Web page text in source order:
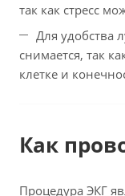
так как стресс
Для удобства
снимается, так
клетке и
Как
Процедура ЭКГ